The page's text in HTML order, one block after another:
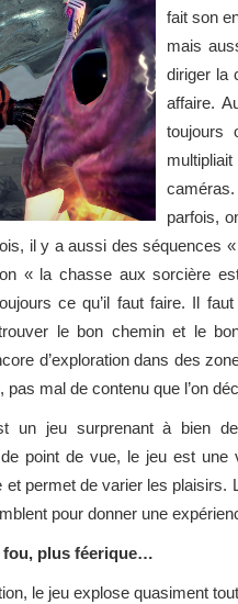
fait son
mais
diriger la
affaire.
toujours
parfois,
il y a aussi des séquences
« la chasse aux sorcière
ce qu’il faut faire. Il
trouver le bon chemin et le
d’exploration dans des
pas mal de contenu que l’on
un jeu surprenant à bien
point de vue, le jeu est
et permet de varier les
pour donner une
fou, plus féerique…
le jeu explose quasiment